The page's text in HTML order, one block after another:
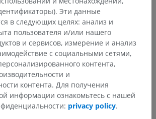
Эти данные
в следующих целях: анализ и
пользователя и/или нашего
и сервисов, измерение и анализ
с социальными сетями,
контента,
и
контента. Для получения
информации ознакомьтесь с нашей
privacy policy.